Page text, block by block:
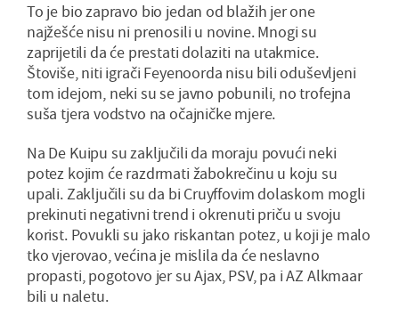
To je bio zapravo bio jedan od blažih jer one
najžešće nisu ni prenosili u novine. Mnogi su
zaprijetili da će prestati dolaziti na utakmice.
Štoviše, niti igrači Feyenoorda nisu bili oduševljeni
tom idejom, neki su se javno pobunili, no trofejna
suša tjera vodstvo na očajničke mjere.
Na De Kuipu su zaključili da moraju povući neki
potez kojim će razdrmati žabokrečinu u koju su
upali. Zaključili su da bi Cruyffovim dolaskom mogli
prekinuti negativni trend i okrenuti priču u svoju
korist. Povukli su jako riskantan potez, u koji je malo
tko vjerovao, većina je mislila da će neslavno
propasti, pogotovo jer su Ajax, PSV, pa i AZ Alkmaar
bili u naletu.